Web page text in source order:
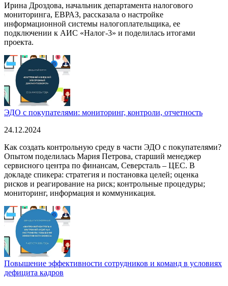
Ирина Дроздова, начальник департамента налогового
мониторинга, ЕВРАЗ, рассказала о настройке
информационной системы налогоплательщика, ее
подключении к АИС «Налог-3» и поделилась итогами
проекта.
ЭДО с покупателями: мониторинг, контроли, отчетность
24.12.2024
Как создать контрольную среду в части ЭДО с покупателями?
Опытом поделилась Мария Петрова, старший менеджер
сервисного центра по финансам, Северсталь – ЦЕС. В
докладе спикера: стратегия и постановка целей; оценка
рисков и реагирование на риск; контрольные процедуры;
мониторинг, информация и коммуникация.
Повышение эффективности сотрудников и команд в условиях
дефицита кадров